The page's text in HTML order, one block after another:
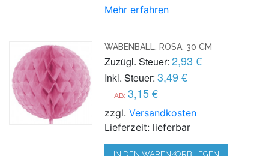
Mehr erfahren
WABENBALL, ROSA, 30 CM
Zuzügl. Steuer: 2,93 €
Inkl. Steuer: 3,49 €
AB: 3,15 €
zzgl.Versandkosten
Lieferzeit: lieferbar
IN DEN WARENKORB LEGEN